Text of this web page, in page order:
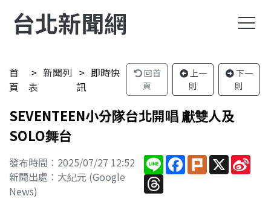
台北新聞網
首
頁
新聞列
表
即時快
訊
回首
頁
上一
則
下一
則
SEVENTEEN小分隊台北開唱 獻雙人及
SOLO舞台
發布時間：2025/07/27 12:52
新聞出處：大紀元 (Google
News)
Line Facebook
PlurkX
Threads